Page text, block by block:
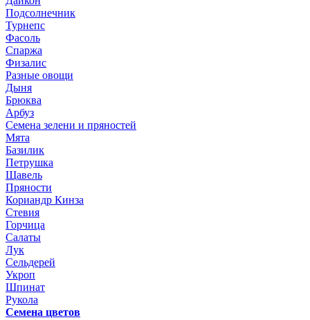
Подсолнечник
Турнепс
Фасоль
Спаржа
Физалис
Разные овощи
Дыня
Брюква
Арбуз
Семена зелени и пряностей
Мята
Базилик
Петрушка
Щавель
Пряности
Кориандр Кинза
Стевия
Горчица
Салаты
Лук
Сельдерей
Укроп
Шпинат
Рукола
Семена цветов